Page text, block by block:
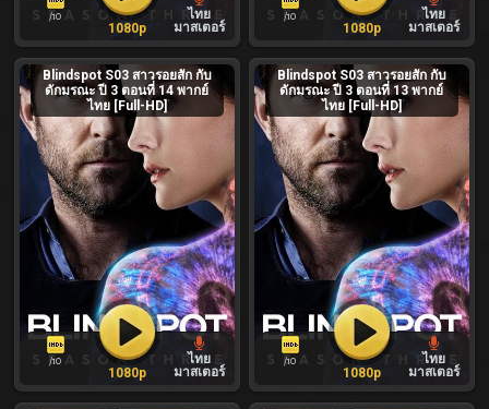
/10
ไทย
มาสเตอร์
1080p
/10
ไทย
มาสเตอร์
1080p
Blindspot S03 สาวรอยสัก กับ
ดักมรณะ ปี 3 ตอนที่ 14 พากย์
ไทย [Full-HD]
/10
ไทย
มาสเตอร์
1080p
Blindspot S03 สาวรอยสัก กับ
ดักมรณะ ปี 3 ตอนที่ 13 พากย์
ไทย [Full-HD]
/10
ไทย
มาสเตอร์
1080p